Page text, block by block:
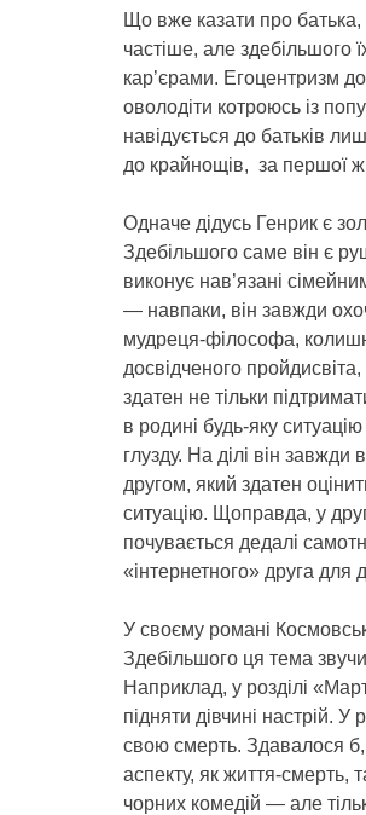
Що вже казати про батька,
частіше, але здебільшого
кар’єрами. Егоцентризм
оволодіти котроюсь із
навідується до батьків
до крайнощів, за першої ж
Одначе дідусь Генрик є
Здебільшого саме він є
виконує нав’язані
— навпаки, він завжди
мудреця-філософа,
досвідченого
здатен не тільки
в родині будь-яку
глузду. На ділі він
другом, який здатен
ситуацію. Щоправда, у
почувається дедалі
«інтернетного» друга для
У своєму романі
Здебільшого ця тема
Наприклад, у розділі
підняти дівчині настрій.
свою смерть. Здавалося
аспекту, як життя-смерть,
чорних комедій — але